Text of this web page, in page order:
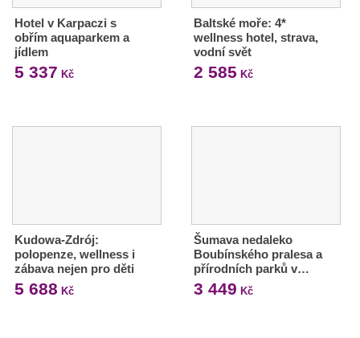
Hotel v Karpaczi s
obřím aquaparkem a
jídlem
5 337 Kč
Baltské moře: 4*
wellness hotel, strava,
vodní svět
2 585 Kč
Kudowa-Zdrój:
polopenze, wellness i
zábava nejen pro děti
5 688 Kč
Šumava nedaleko
Boubínského pralesa a
přírodních parků v…
3 449 Kč